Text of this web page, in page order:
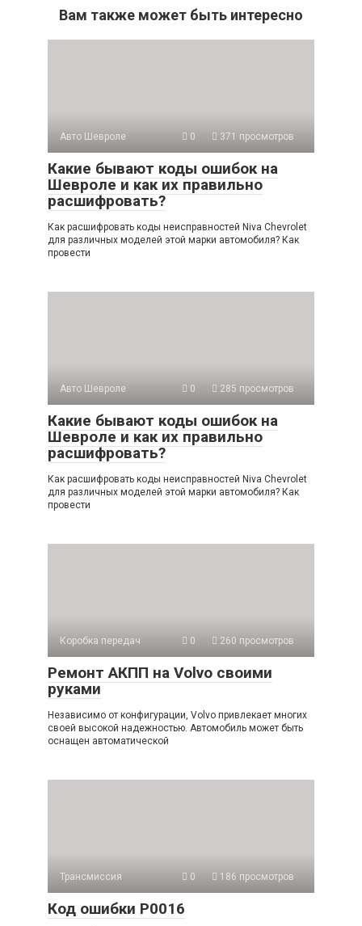
Вам также может быть интересно
Авто Шевроле 0 371 просмотров
Какие бывают коды ошибок на
Шевроле и как их правильно
расшифровать?
Как расшифровать коды неисправностей Niva Chevrolet
для различных моделей этой марки автомобиля? Как
провести
Авто Шевроле 0 285 просмотров
Какие бывают коды ошибок на
Шевроле и как их правильно
расшифровать?
Как расшифровать коды неисправностей Niva Chevrolet
для различных моделей этой марки автомобиля? Как
провести
Коробка передач 0 260 просмотров
Ремонт АКПП на Volvo своими
руками
Независимо от конфигурации, Volvo привлекает многих
своей высокой надежностью. Автомобиль может быть
оснащен автоматической
Трансмиссия 0 186 просмотров
Код ошибки P0016